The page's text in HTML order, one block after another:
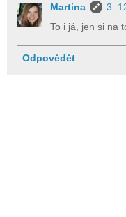
Martina
3.
To i já, jen si na
Odpovědět